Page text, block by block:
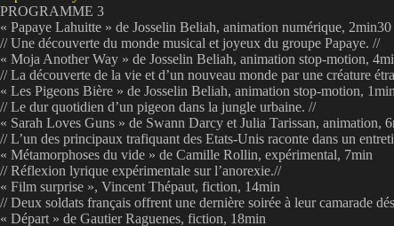
PROGRAMME 3
« Papaye Lahuitte » de Josselin Beliah, animation numérique, 2min30
// Une découverte du monde musical et joyeux du groupe Papaye. //
« Moja Another Way » de Josselin Beliah, animation stop-motion,
// La découverte de la vie et d’un nouveau monde par une créature
« Les Pigeons Bière » de Josselin Beliah, animation stop-motion,
// Le dur quotidien d’un pigeon dans la jungle urbaine. //
« Sarah Loves Guns » de Swann Darcy et Julia Tarissan, animation,
// L’un des principaux trafiquant des Etats-Unis raconte dans un
« Métamorphoses du vide » de Camille Rollin, expérimental, 7min
// Réflexion lyrique expérimentale sur l’anorexie.//
« Film surprise », Vincent Thépaut, fiction, 14min
// Deux soldats français offrent une dernière soirée à leur camarade
« Départ » de Gautier Raguenes, fiction, 18min